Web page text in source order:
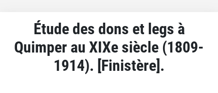
Étude des dons et legs à
Quimper au XIXe siècle (1809-
1914). [Finistère].